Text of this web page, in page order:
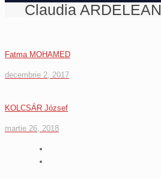
Claudia ARDELEAN
Fatma MOHAMED
decembrie 2, 2017
KOLCSÁR József
martie 26, 2018